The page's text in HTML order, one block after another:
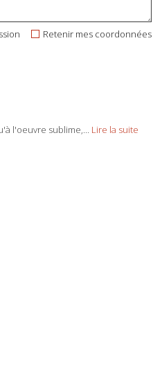
Retenir mes coordonnées
l'oeuvre sublime,... Lire la suite